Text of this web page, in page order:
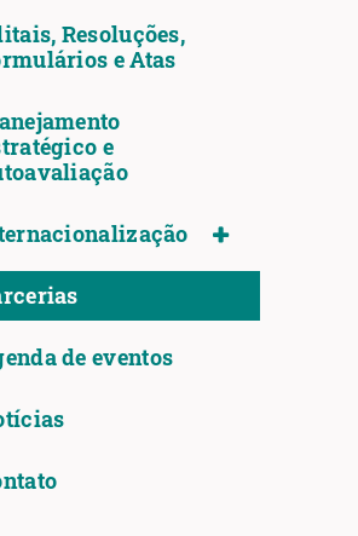
Resoluções,
e Atas
e
de eventos